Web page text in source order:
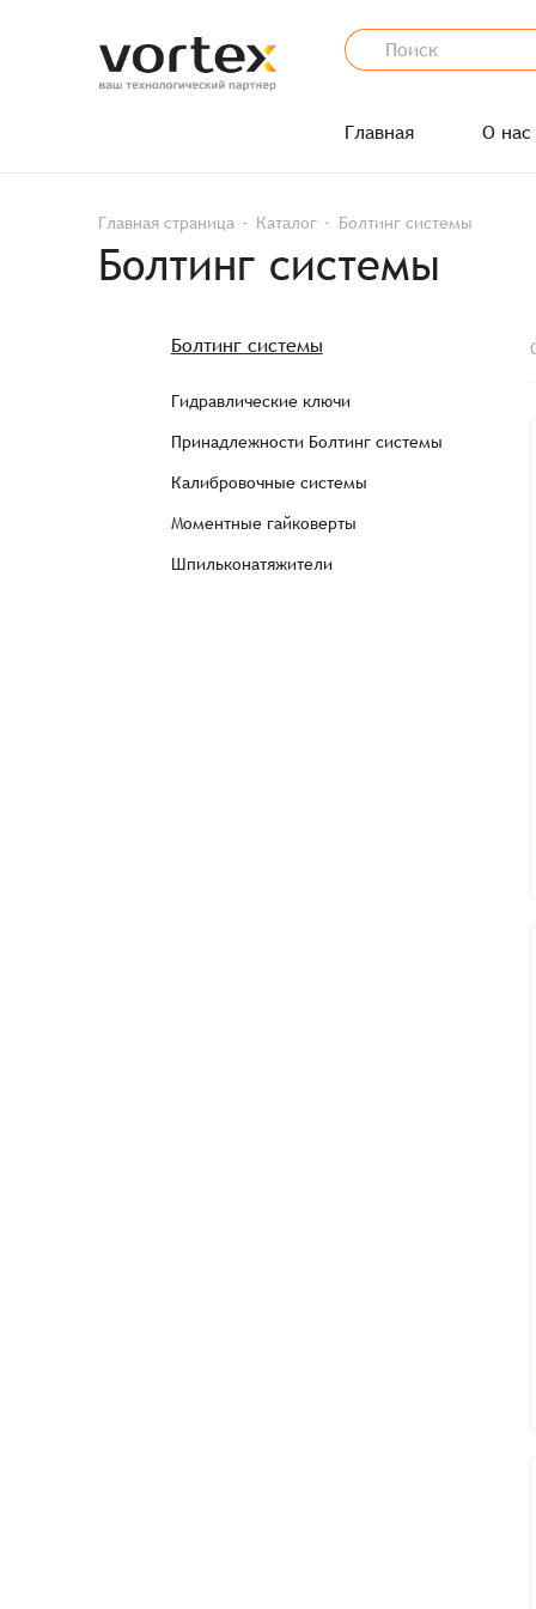
Главная О нас
Главная страница Каталог Болтинг системы
Болтинг системы
Болтинг системы
Гидравлические ключи
Принадлежности Болтинг системы
Калибровочные системы
Моментные гайковерты
Шпильконатяжители